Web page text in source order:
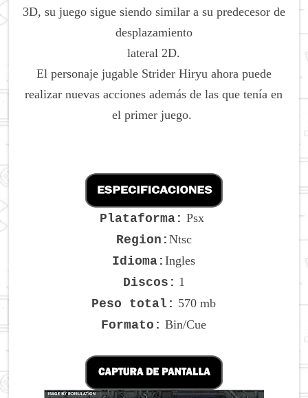
3D, su juego sigue siendo similar a su predecesor de
desplazamiento
lateral 2D.
El personaje jugable Strider Hiryu ahora puede
realizar nuevas acciones además de las que tenía en
el primer juego.
Plataforma: Psx
Region: Ntsc
Idioma:Ingles
Discos: 1
Peso total: 570 mb
Formato: Bin/Cue